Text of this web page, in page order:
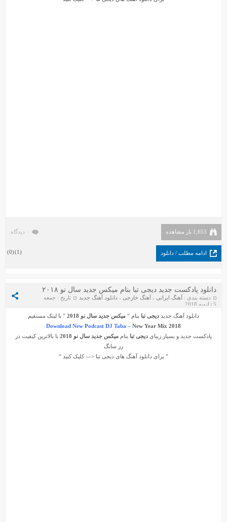
1,653 بار مشاهده ۰ دیدگاه
ادامه مطلب / دانلود (
1
)
(
0
)
دانلود پادکست جدید دیجی تبا بنام میکس جدید سال نو ۲۰۱۸
دسته بندی : آهنگ ایرانی ، آهنگ خارجی ، دانلود آهنگ جدید
تاریخ : جمعه
5 ژانویه 2018
دانلود آهنگ جدید دیجی تبا بنام “ میکس جدید سال نو 2018
” با لینک مستقیم
Download New Podcast DJ Taba – New Year Mix 2018
پادکست جدید و بسیار زیبای دیجی تبا بنام میکس جدید سال نو 2018
با بالاترین کیفیت در
رز سانگ
” برای دانلود آهنگ های دیجی تبا <— کلیک کنید “